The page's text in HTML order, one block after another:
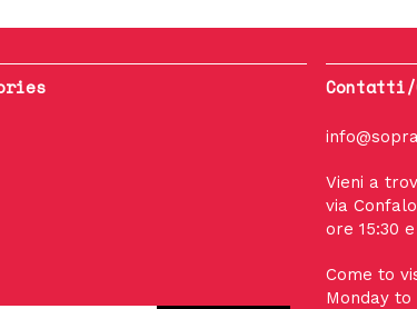
Contatti/
Vieni a
via
ore 15:30
Come to
Monday to